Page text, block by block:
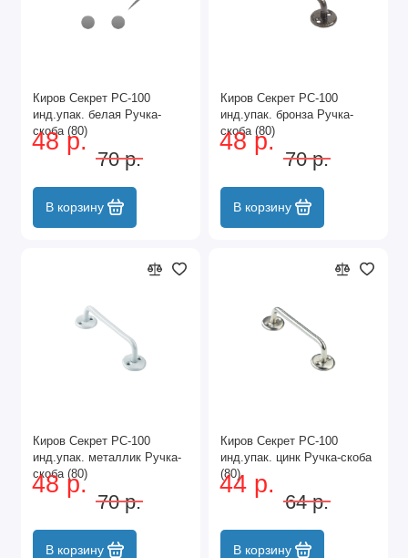
Киров Секрет РС-100
инд.упак. белая Ручка-
скоба (80)
48 р.
70 р.
В корзину
Киров Секрет РС-100
инд.упак. бронза Ручка-
скоба (80)
48 р.
70 р.
В корзину
Киров Секрет РС-100
инд.упак. металлик Ручка-
скоба (80)
48 р.
70 р.
В корзину
Киров Секрет РС-100
инд.упак. цинк Ручка-скоба
(80)
44 р.
64 р.
В корзину